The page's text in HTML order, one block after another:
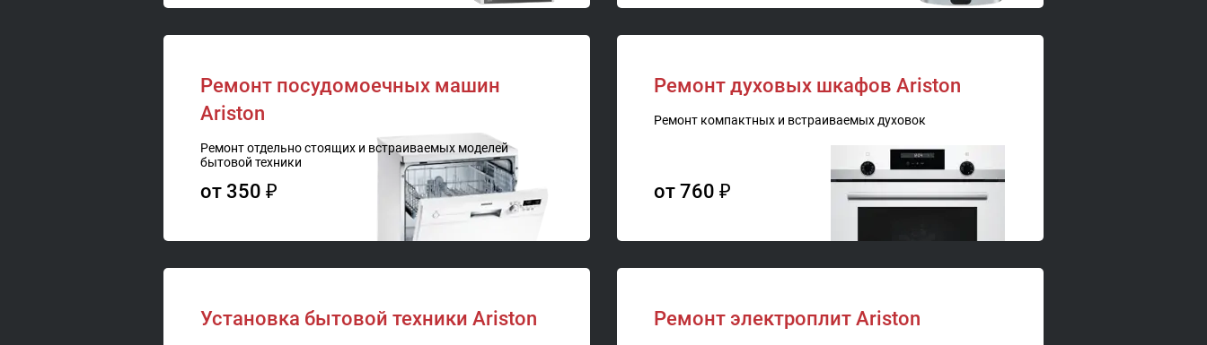
Ремонт посудомоечных машин
Ariston
Ремонт отдельно стоящих и встраиваемых моделей
бытовой техники
от 350 ₽
Ремонт духовых шкафов Ariston
Ремонт компактных и встраиваемых духовок
от 760 ₽
Установка бытовой техники Ariston Ремонт электроплит Ariston